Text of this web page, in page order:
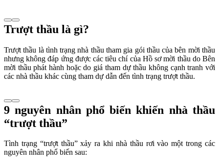
Trượt thầu là gì?
Trượt thầu là tình trạng nhà thầu tham gia gói thầu của bên mời thầu
nhưng không đáp ứng được các tiêu chí của Hồ sơ mời thầu do Bên
mời thầu phát hành hoặc do giá tham dự thầu không cạnh tranh với
các nhà thầu khác cùng tham dự dẫn đến tình trạng trượt thầu.
9 nguyên nhân phổ biến khiến nhà thầu
“trượt thầu”
Tình trạng “trượt thầu” xảy ra khi nhà thầu rơi vào một trong các
nguyên nhân phổ biến sau: